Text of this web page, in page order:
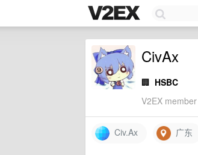
CivAx
🏢 HSBC
V2EX
Civ.Ax 广东